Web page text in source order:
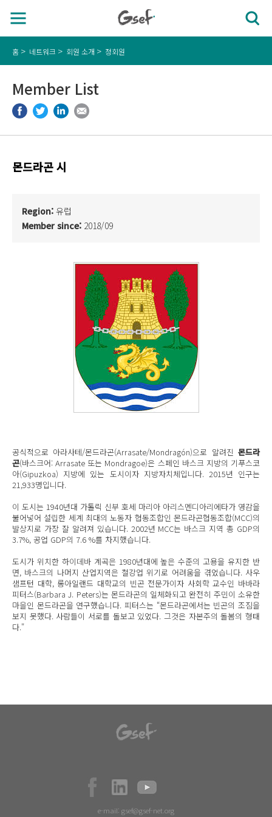
홈 네트워크 회원 소개 정회원
Member List
몬드라곤 시
Region: 유럽
Member since: 2018/09
공식적으로 아라사테/몬드라곤(Arrasate/Mondragón)으로 알려진 몬드라
곤(바스크어: Arrasate 또는 Mondragoe)은 스페인 바스크 지방의 기푸스코
아(Gipuzkoa) 지방에 있는 도시이자 지방자치체입니다. 2015년 인구는
21,933명입니다.
이 도시는 1940년대 가톨릭 신부 호세 마리아 아리스멘디아리에타가 영감을
불어넣어 설립한 세계 최대의 노동자 협동조합인 몬드라곤협동조합(MCC)의
발상지로 가장 잘 알려져 있습니다. 2002년 MCC는 바스크 지역 총 GDP의
3.7%, 공업 GDP의 7.6 %를 차지했습니다.
도시가 위치한 하이데바 계곡은 1980년대에 높은 수준의 고용을 유지한 반
면, 바스크의 나머지 산업지역은 철강업 위기로 어려움을 겪었습니다. 사우
샘프턴 대학, 롱아일랜드 대학교의 빈곤 전문가이자 사회학 교수인 바바라
피터스(Barbara J. Peters)는 몬드라곤의 일체화되고 완전히 주민이 소유한
마을인 몬드라곤을 연구했습니다. 피터스는 “몬드라곤에서는 빈곤의 조짐을
보지 못했다. 사람들이 서로를 돌보고 있었다. 그것은 자본주의 돌봄의 형태
다."
e-mail: gsef@gsef-net.org